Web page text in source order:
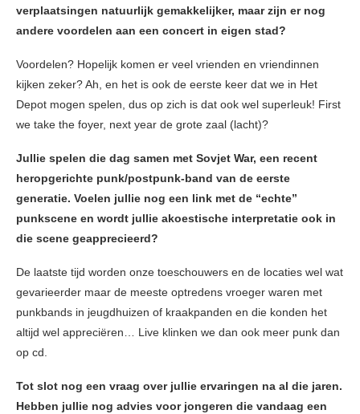
verplaatsingen natuurlijk gemakkelijker, maar zijn er nog
andere voordelen aan een concert in eigen stad?
Voordelen? Hopelijk komen er veel vrienden en vriendinnen
kijken zeker? Ah, en het is ook de eerste keer dat we in Het
Depot mogen spelen, dus op zich is dat ook wel superleuk! First
we take the foyer, next year de grote zaal (lacht)?
Jullie spelen die dag samen met Sovjet War, een recent
heropgerichte punk/postpunk-band van de eerste
generatie. Voelen jullie nog een link met de “echte”
punkscene en wordt jullie akoestische interpretatie ook in
die scene geapprecieerd?
De laatste tijd worden onze toeschouwers en de locaties wel wat
gevarieerder maar de meeste optredens vroeger waren met
punkbands in jeugdhuizen of kraakpanden en die konden het
altijd wel appreciëren… Live klinken we dan ook meer punk dan
op cd.
Tot slot nog een vraag over jullie ervaringen na al die jaren.
Hebben jullie nog advies voor jongeren die vandaag een